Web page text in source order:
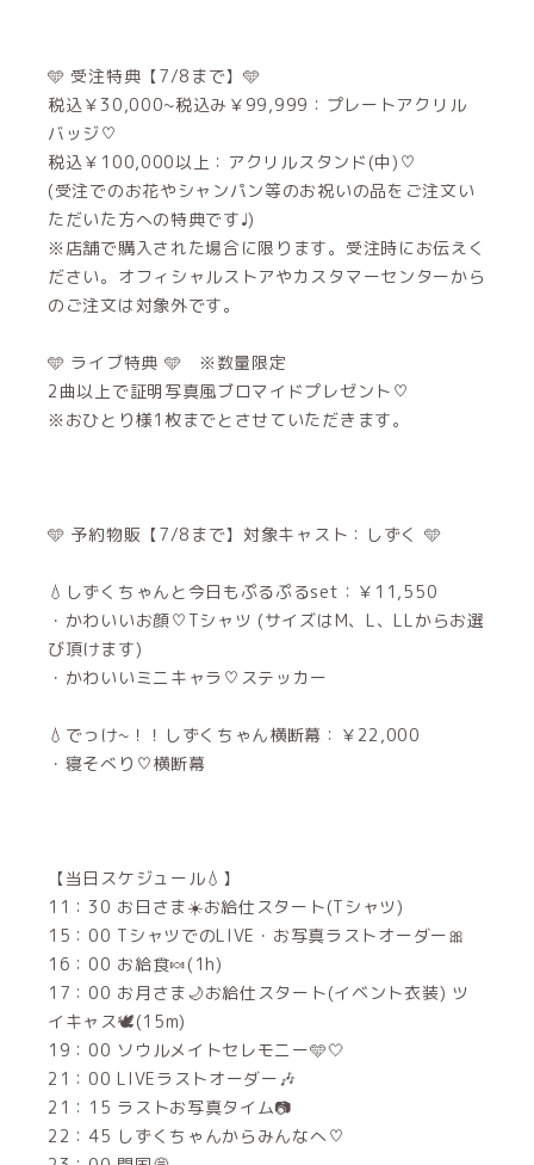
🩵 受注特典【7/8まで】🩵
税込￥30,000~税込み￥99,999：プレートアクリル
バッジ♡
税込￥100,000以上：アクリルスタンド(中)♡
(受注でのお花やシャンパン等のお祝いの品をご注文い
ただいた方への特典です♩)
※店舗で購入された場合に限ります。受注時にお伝えく
ださい。オフィシャルストアやカスタマーセンターから
のご注文は対象外です。
🩵 ライブ特典 🩵 ※数量限定
2曲以上で証明写真風ブロマイドプレゼント♡
※おひとり様1枚までとさせていただきます。
🩵 予約物販【7/8まで】対象キャスト：しずく 🩵
‪💧‬しずくちゃんと今日もぷるぷるset：￥11,550
・かわいいお顔♡Tシャツ (サイズはM、L、LLからお選
び頂けます)
・かわいいミニキャラ♡ステッカー
‪💧‬でっけ~！！しずくちゃん横断幕：￥22,000
・寝そべり♡横断幕
【当日スケジュール‪💧‬】
11：30 お日さま☀️お給仕スタート‪‪(Tシャツ)
15：00 TシャツでのLIVE・お写真ラストオーダー🎀
16：00 お給食🍬(1h)
17：00 お月さま🌙お給仕スタート(イベント衣装) ツ
イキャス🕊(15m)
19：00 ソウルメイトセレモニー🩵🤍
21：00 LIVEラストオーダー🎶
21：15 ラストお写真タイム📷
22：45 しずくちゃんからみんなへ♡